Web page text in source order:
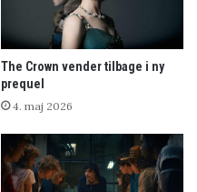
The Crown vender tilbage i ny
prequel
4. maj 2026